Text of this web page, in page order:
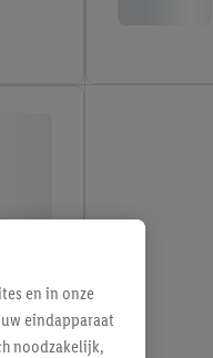
en in onze
eindapparaat
noodzakelijk,